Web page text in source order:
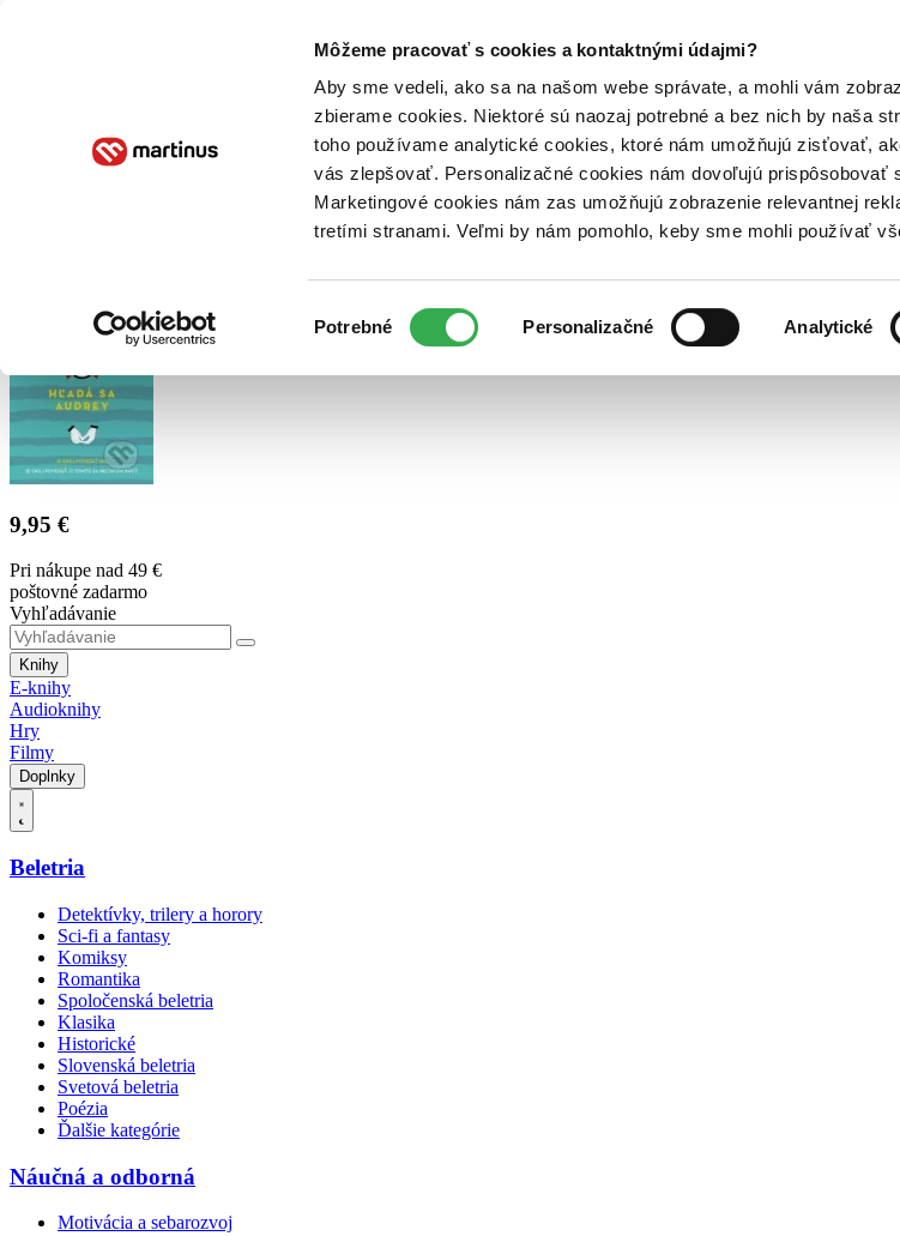
Môžeme pracovať s cookies a kontaktnými údajmi?
Aby sme vedeli, ako sa na našom webe správate, a mohli vám
zbierame cookies. Niektoré sú naozaj potrebné a bez nich by naša
toho používame analytické cookies, ktoré nám umožňujú zisťovať,
vás zlepšovať. Personalizačné cookies nám dovoľujú prispôsobovať
Marketingové cookies nám zas umožňujú zobrazenie relevantnej
tretími stranami. Veľmi by nám pomohlo, keby sme mohli používať
súhlasu
Potrebné Personalizačné Analytické
Poukážky Kontakt
9,95 €
Pri nákupe nad 49 €
poštovné zadarmo
Vyhľadávanie
Knihy
E-knihy
Audioknihy
Hry
Filmy
Doplnky
Beletria
Detektívky, trilery a horory
Sci-fi a fantasy
Komiksy
Romantika
Spoločenská beletria
Klasika
Historické
Slovenská beletria
Svetová beletria
Poézia
Ďalšie kategórie
Náučná a odborná
Motivácia a sebarozvoj